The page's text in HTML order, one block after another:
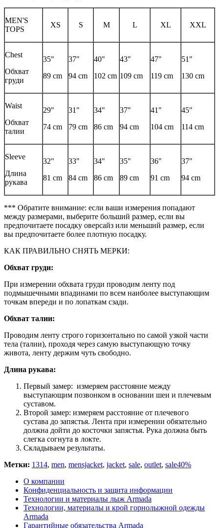
MEN'S
TOPS
XS S M L XL XXL
Chest
Обхват
груди
35"
89 cm
37"
94 cm
40"
102 cm
43"
109 cm
47"
119 cm
51"
130 cm
Waist
Обхват
талии
29"
74 cm
31"
79 cm
34"
86 cm
37"
94 cm
41"
104 cm
45"
114 cm
Sleeve
Длина
рукава
32"
81 cm
33"
84 cm
34"
86 cm
35"
89 cm
36"
91 cm
37"
94 cm
*** Обратите внимание: если ваши измерения попадают
между размерами, выберите больший размер, если вы
предпочитаете посадку оверсайз или меньший размер, если
вы предпочитаете более плотную посадку.
КАК ПРАВИЛЬНО СНЯТЬ МЕРКИ:
Обхват груди:
При измерении обхвата груди проводим ленту под
подмышечными впадинами по всем наиболее выступающим
точкам впереди и по лопаткам сзади.
Обхват талии:
Проводим ленту строго горизонтально по самой узкой части
тела (талии), проходя через самую выступающую точку
живота, ленту держим чуть свободно.
Длина рукава:
Первый замер: измеряем расстояние между
выступающим позвонком в основании шеи и плечевым
суставом.
Второй замер: измеряем расстояние от плечевого
сустава до запястья. Лента при измерении обязательно
должна дойти до косточки запястья. Рука должна быть
слегка согнута в локте.
Складываем результаты.
Метки: 1314, men, mensjacket, jacket, sale, outlet, sale40%
О компании
Конфиденциальность и защита информации
Технологии и материалы лыж Armada
Технологии, материалы и крой горнолыжной одежды
Armada
Гарантийные обязательства Armada